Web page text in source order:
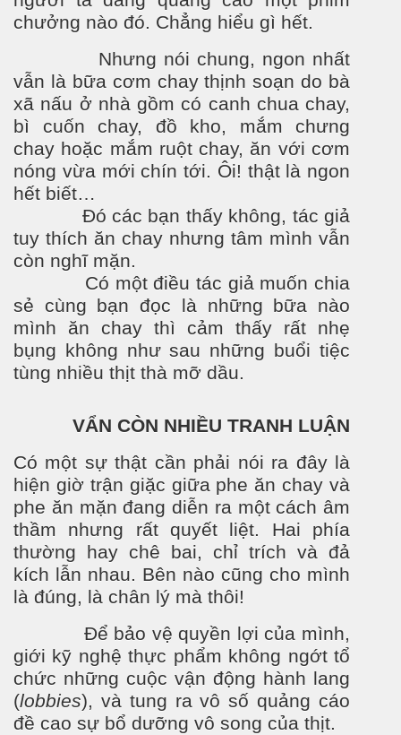
chưởng nào đó. Chẳng hiểu gì hết.
Nhưng nói chung, ngon nhất
vẫn là bữa cơm chay thịnh soạn do bà
xã nấu ở nhà gồm có canh chua chay,
bì cuốn chay, đồ kho, mắm chưng
chay hoặc mắm ruột chay, ăn với cơm
nóng vừa mới chín tới. Ôi! thật là ngon
hết biết…
Đó các bạn thấy không, tác giả
tuy thích ăn chay nhưng tâm mình vẫn
còn nghĩ mặn.
Có một điều tác giả muốn chia
sẻ cùng bạn đọc là những bữa nào
mình ăn chay thì cảm thấy rất nhẹ
bụng không như sau những buổi tiệc
tùng nhiều thịt thà mỡ dầu.
VẨN CÒN NHIỀU TRANH LUẬN
Có một sự thật cần phải nói ra đây là
hiện giờ trận giặc giữa phe ăn chay và
phe ăn mặn đang diễn ra một cách âm
thầm nhưng rất quyết liệt. Hai phía
thường hay chê bai, chỉ trích và đả
kích lẫn nhau. Bên nào cũng cho mình
là đúng, là chân lý mà thôi!
Để bảo vệ quyền lợi của mình,
giới kỹ nghệ thực phẩm không ngớt tổ
chức những cuộc vận động hành lang
(lobbies), và tung ra vô số quảng cáo
đề cao sự bổ dưỡng vô song của thịt.